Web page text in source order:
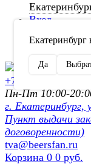
Екатеринбург
Да
Вход
Регистрация
+7 (902) 872-54-70
Пн-Пт 10:00-
г. Екатеринбург,
Пункт выдачи
договоренности)
tva@beersfan.ru
Корзина 0 0 руб.